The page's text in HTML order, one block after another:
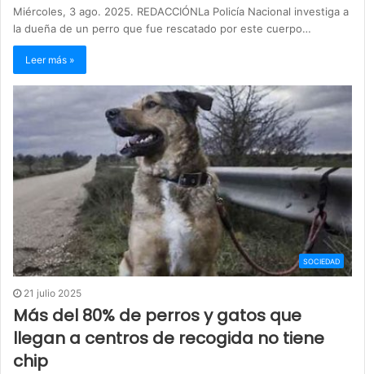
Miércoles, 3 ago. 2025. REDACCIÓNLa Policía Nacional investiga a
la dueña de un perro que fue rescatado por este cuerpo…
Leer más »
SOCIEDAD
21 julio 2025
Más del 80% de perros y gatos que
llegan a centros de recogida no tiene
chip